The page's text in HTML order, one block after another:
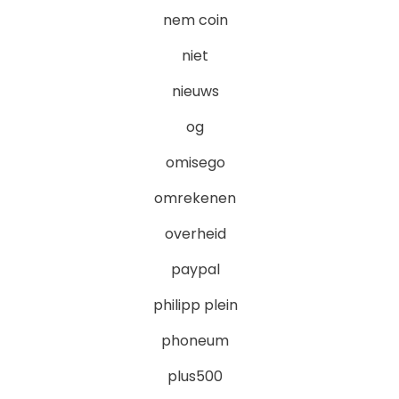
nem coin
niet
nieuws
og
omisego
omrekenen
overheid
paypal
philipp plein
phoneum
plus500